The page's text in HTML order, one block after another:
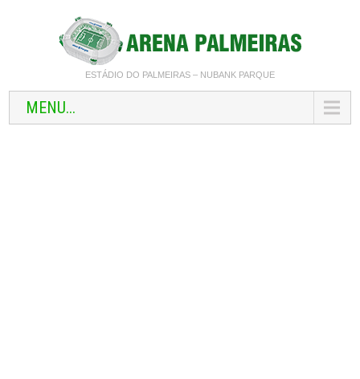
ESTÁDIO DO PALMEIRAS – NUBANK PARQUE
MENU...